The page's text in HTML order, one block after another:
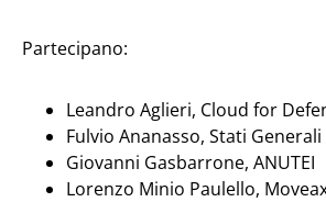
Partecipano:
Leandro Aglieri, Cloud for
Fulvio Ananasso, Stati
Giovanni Gasbarrone, ANUTEI
Lorenzo Minio Paulello,